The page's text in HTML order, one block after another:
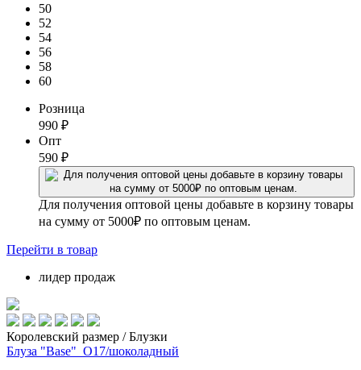
50
52
54
56
58
60
Розница
990 ₽
Опт
590 ₽
Для получения оптовой цены добавьте в корзину товары
на сумму от 5000₽ по оптовым ценам.
Перейти в товар
лидер продаж
Королевский размер / Блузки
Блуза "Base"_О17/шоколадный